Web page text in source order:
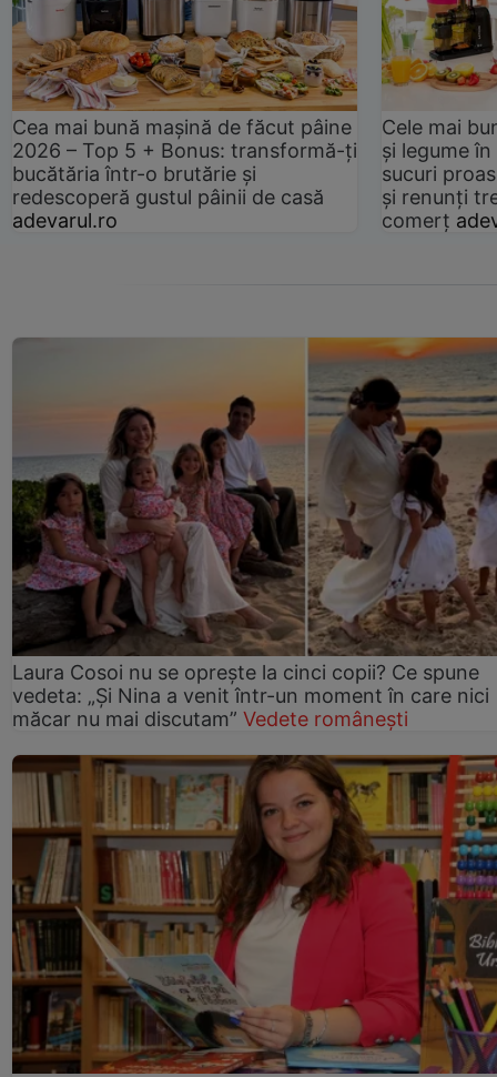
Cea mai bună mașină de făcut pâine
2026 – Top 5 + Bonus: transformă-ți
bucătăria într-o brutărie și
redescoperă gustul pâinii de casă
adevarul.ro
Cele mai
și legume
sucuri
și renunți
comerț
Laura Cosoi nu se oprește la cinci copii? Ce spune
vedeta: „Și Nina a venit într-un moment în care nici
măcar nu mai discutam” Vedete românești